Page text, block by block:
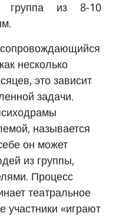
группа из 8-10
сопровождающийся
несколько
это зависит
задачи.
называется
он может
из группы,
Процесс
театральное
участники «играют